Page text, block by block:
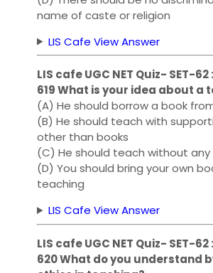
name of caste or religion
LIS Cafe View Answer
LIS cafe UGC NET Quiz- SET-
619 What is your idea about a
(A) He should borrow a book
(B) He should teach with
other than books
(C) He should teach without any
(D) You should bring your own
teaching
LIS Cafe View Answer
LIS cafe UGC NET Quiz- SET-
620 What do you understand